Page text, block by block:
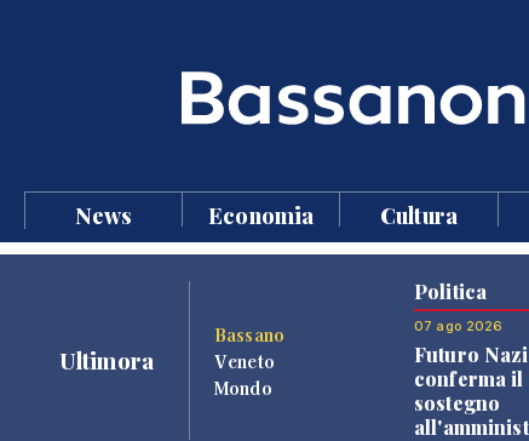
News Economia Cultura
Ultimora
Bassano
Veneto
Mondo
Politica
07 ago 2026
Futuro
conferma il
sostegno